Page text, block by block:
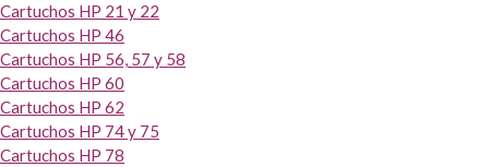
Cartuchos HP 21 y 22
Cartuchos HP 46
Cartuchos HP 56, 57 y 58
Cartuchos HP 60
Cartuchos HP 62
Cartuchos HP 74 y 75
Cartuchos HP 78